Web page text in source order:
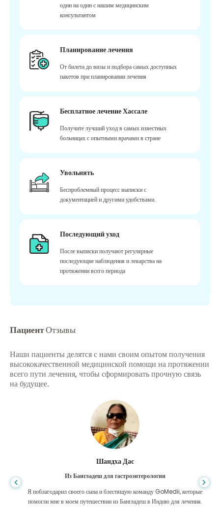
один на один с нашим медицинским
консультантом
Планирование лечения
От билета до визы и подбора самых доступных
пакетов при планировании лечения
Бесплатное лечение Хассале
Получите лучший уход в самых известных
больницах с опытными врачами в стране
Увольнять
Беспроблемный процесс выписки с
документацией и другими удобствами.
Последующий уход
После выписки получают регулярные
последующие наблюдения и лекарства на
протяжении всего периода
ПациентОтзывы
Наши пациенты делятся с нами своим опытом получения
высококачественной медицинской помощи на протяжении
всего пути лечения, чтобы сформировать прочную связь
на будущее.
Шандха Дас
Из Бангладеш для гастроэнтерологии
Я поблагодарил своего сына и блестящую команду GoMedii, которые
помогли мне в моем путешествии из Бангладеш в Индию для лечения.